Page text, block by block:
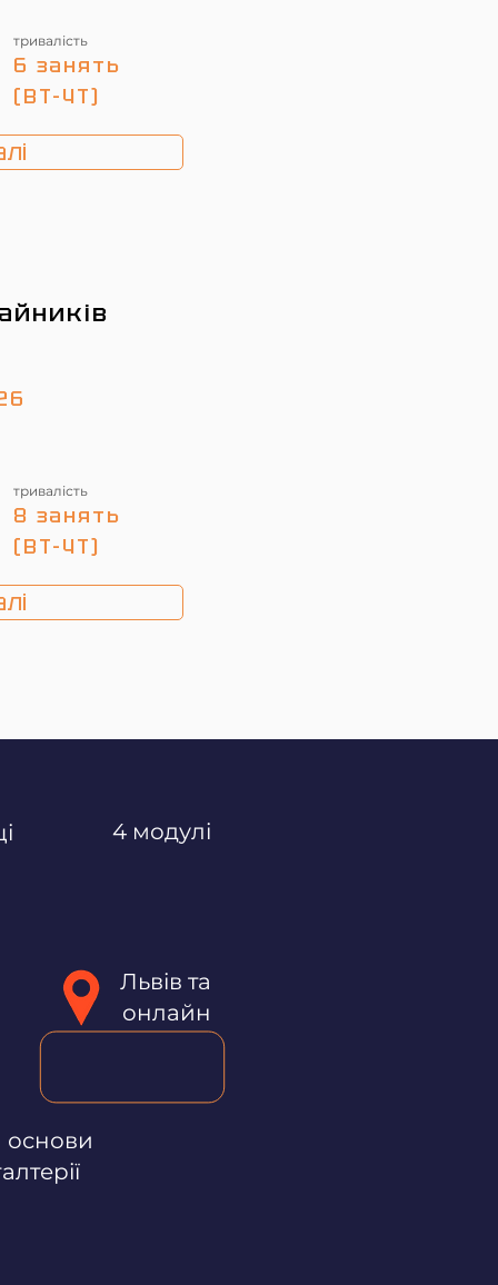
тривалість
6 занять
(ВТ-ЧТ)
тривалість
8 занять
(ВТ-ЧТ)
4 модулі
Львів та
онлайн